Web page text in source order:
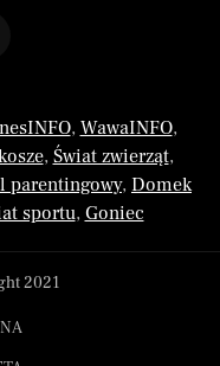
, WawaINFO,
, Świat zwierząt,
parentingowy, Domek
sportu, Goniec
2021